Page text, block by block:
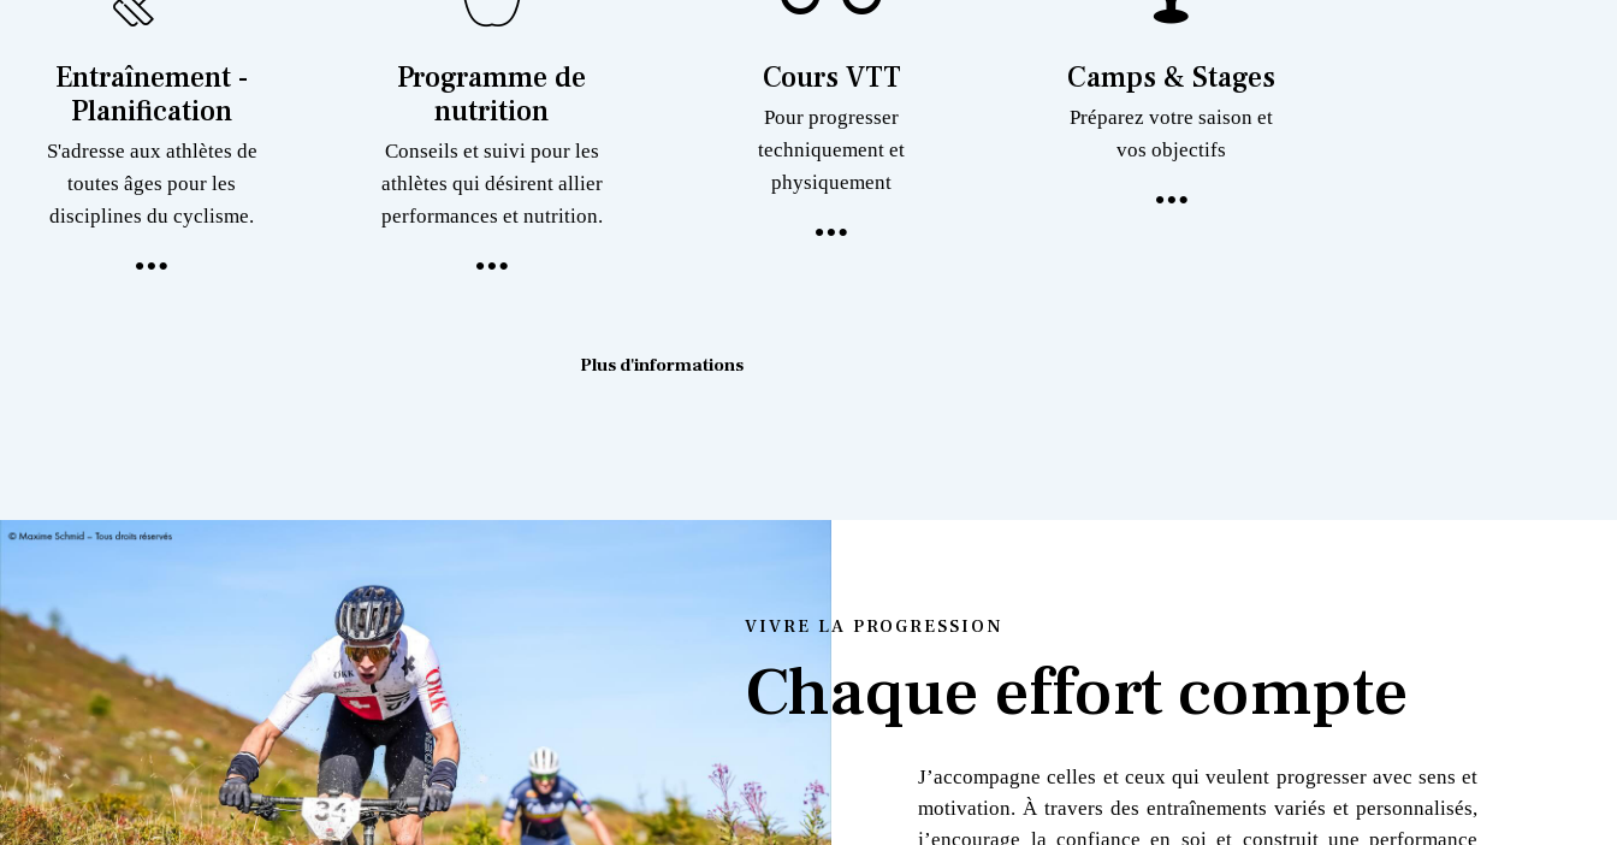
Entraînement -
Planification
S'adresse aux athlètes de
toutes âges pour les
disciplines du cyclisme.
Programme de
nutrition
Conseils et suivi pour les
athlètes qui désirent allier
performances et nutrition.
Cours VTT
Pour progresser
techniquement et
physiquement
Camps & Stages
Préparez votre saison et
vos objectifs
Plus d'informations
VIVRE LA PROGRESSION
Chaque effort compte
J’accompagne celles et ceux qui veulent progresser avec sens et
motivation. À travers des entraînements variés et personnalisés,
j’encourage la confiance en soi et construit une performance